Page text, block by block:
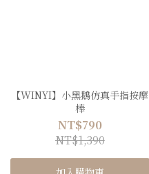
【WINYI】小黑鵝仿真手指按摩
棒
NT$790
NT$1,390